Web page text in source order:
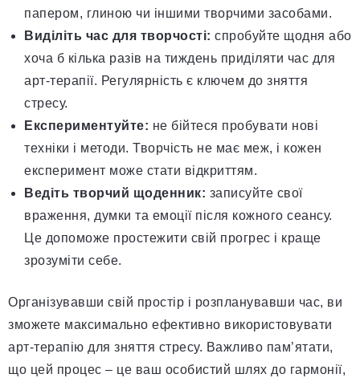
папером, глиною чи іншими творчими засобами.
Виділіть час для творчості: спробуйте щодня або
хоча б кілька разів на тиждень приділяти час для
арт-терапії. Регулярність є ключем до зняття
стресу.
Експериментуйте: не бійтеся пробувати нові
техніки і методи. Творчість не має меж, і кожен
експеримент може стати відкриттям.
Ведіть творчий щоденник: записуйте свої
враження, думки та емоції після кожного сеансу.
Це допоможе простежити свій прогрес і краще
зрозуміти себе.
Організувавши свій простір і розпланувавши час, ви
зможете максимально ефективно використовувати
арт-терапію для зняття стресу. Важливо пам’ятати,
що цей процес – це ваш особистий шлях до гармонії,